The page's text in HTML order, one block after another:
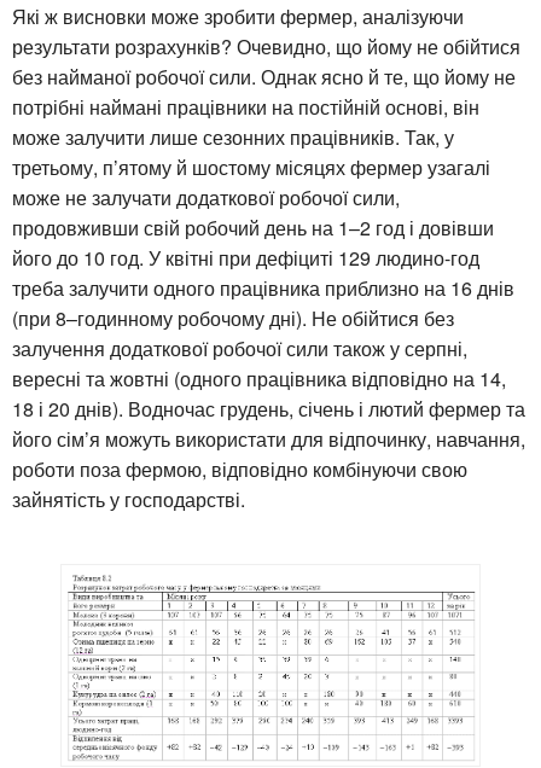
Які ж висновки може зробити фермер, аналізуючи
результати розрахунків? Очевидно, що йому не обійтися
без найманої робочої сили. Однак ясно й те, що йому не
потрібні наймані працівники на постійній основі, він
може залучити лише сезонних працівників. Так, у
третьому, п’ятому й шостому місяцях фермер узагалі
може не залучати додаткової робочої сили,
продовживши свій робочий день на 1–2 год і довівши
його до 10 год. У квітні при дефіциті 129 людино-год
треба залучити одного працівника приблизно на 16 днів
(при 8–годинному робочому дні). Не обійтися без
залучення додаткової робочої сили також у серпні,
вересні та жовтні (одного працівника відповідно на 14,
18 і 20 днів). Водночас грудень, січень і лютий фермер та
його сім’я можуть використати для відпочинку, навчання,
роботи поза фермою, відповідно комбінуючи свою
зайнятість у господарстві.